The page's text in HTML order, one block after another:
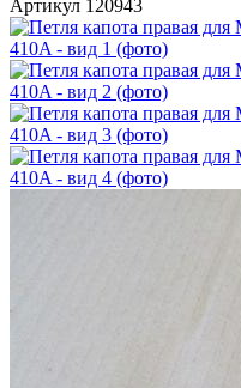
Артикул 120943